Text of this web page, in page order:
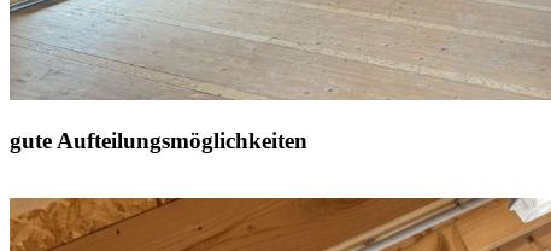
gute Aufteilungsmöglichkeiten